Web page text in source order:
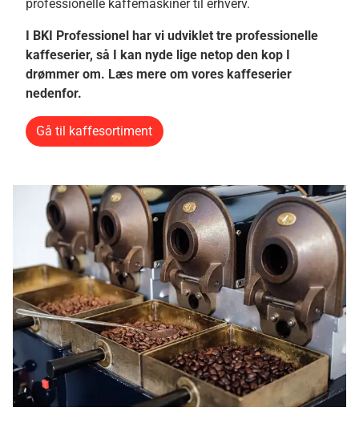
professionelle kaffemaskiner til erhverv.
I BKI Professionel har vi udviklet tre professionelle
kaffeserier, så I kan nyde lige netop den kop I
drømmer om. Læs mere om vores kaffeserier
nedenfor.
Gå til kaffesortiment